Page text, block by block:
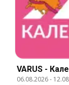
VARUS -
06.08.2026-